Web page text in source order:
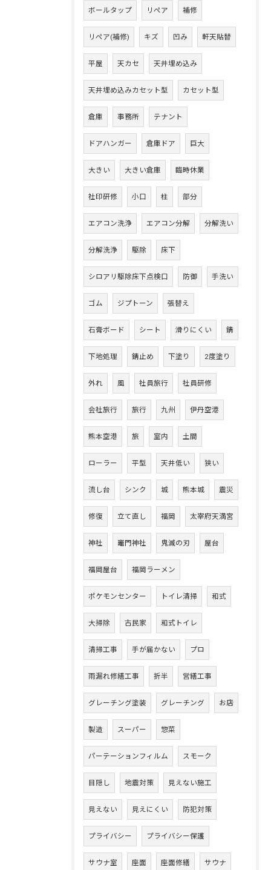
ボールタップ リペア 補修
リペア(補修) キズ 凹み 軒天貼替
平屋 天カセ 天井埋め込み
天井埋め込みカセット型 カセット型
倉庫 事務所 テナント
ドアハンガー 倉庫ドア 巨大
大きい 大きい倉庫 臨時休業
社印研修 小口 柱 部分
エアコン洗浄 エアコン分解 分解洗い
分解洗浄 駆除 床下
シロアリ駆除床下点検口 防御 手洗い
ゴム ジプトーン 張替え
石膏ボード シート 滑りにくい 錆
下地処理 錆止め 下塗り 2度塗り
外れ 風 社員旅行 社員研修
会社旅行 旅行 九州 伊丹空港
熊本空港 旅 室内 土間
ローラー 平型 天井低い 狭い
流し台 シンク 城 熊本城 震災
修復 立て直し 福岡 太宰府天満宮
神社 竈門神社 鬼滅の刃 屋台
福岡屋台 福岡ラーメン
ポケモンセンター トイレ清掃 和式
大掃除 古民家 和式トイレ
清掃工事 手が届かない プロ
雨漏れ修繕工事 折半 営繕工事
グレーチング塗装 グレーチング お店
製造 スーパー 惣菜
パーテーションフィルム スモーク
目隠し 地震対策 見えない施工
見えない 見えにくい 防犯対策
プライバシー プライバシー保護
サウナ室 座面 座面修繕 サウナ